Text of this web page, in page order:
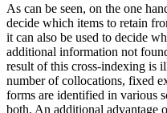
As can be seen, on the one
decide which items to retain
it can also be used to decide
additional information not
result of this cross-indexing is
number of collocations, fixed
forms are identified in various
both. An additional advantage